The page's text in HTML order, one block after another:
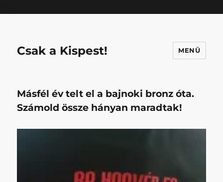
Csak a Kispest! MENÜ
Másfél év telt el a bajnoki bronz óta.
Számold össze hányan maradtak!